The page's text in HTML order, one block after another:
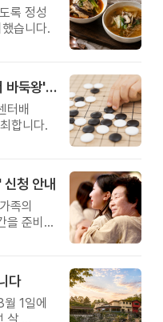
록 정성
습니다.
제3회 서초구 아버지센터배 '매너 바둑왕' 대회
터배
합니다.
청 안내
족의
을 준비해
다
1일에